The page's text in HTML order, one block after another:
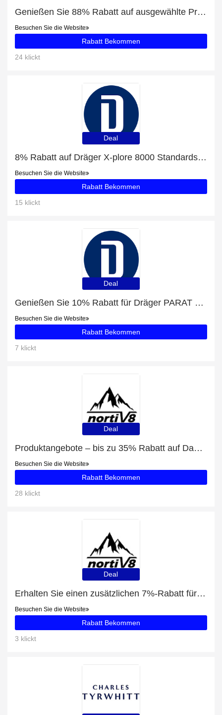
Genießen Sie 88% Rabatt auf ausgewählte Produkte
Besuchen Sie die Website
Rabatt Bekommen
24 klickt
Deal
8% Rabatt auf Dräger X-plore 8000 Standardschlauch für Hauben/Helme/Visiere
Besuchen Sie die Website
Rabatt Bekommen
15 klickt
Deal
Genießen Sie 10% Rabatt für Dräger PARAT 7500
Besuchen Sie die Website
Rabatt Bekommen
7 klickt
Deal
Produktangebote – bis zu 35% Rabatt auf Damen Winterstiefel Warm Boots Schuhe
Besuchen Sie die Website
Rabatt Bekommen
28 klickt
Deal
Erhalten Sie einen zusätzlichen 7%-Rabatt für Unisex Mokassin Hausschuhe für draußen Damen und Herren
Besuchen Sie die Website
Rabatt Bekommen
3 klickt